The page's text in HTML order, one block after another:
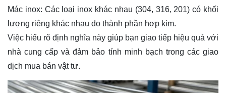
Mác inox: Các loại inox khác nhau (304, 316, 201) có khối
lượng riêng khác nhau do thành phần hợp kim.
Việc hiểu rõ định nghĩa này giúp bạn giao tiếp hiệu quả với
nhà cung cấp và đảm bảo tính minh bạch trong các giao
dịch mua bán vật tư.